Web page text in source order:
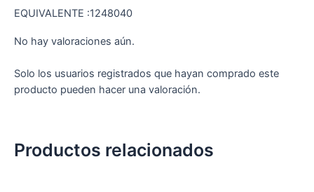
EQUIVALENTE :1248040
No hay valoraciones aún.
Solo los usuarios registrados que hayan comprado este
producto pueden hacer una valoración.
Productos relacionados